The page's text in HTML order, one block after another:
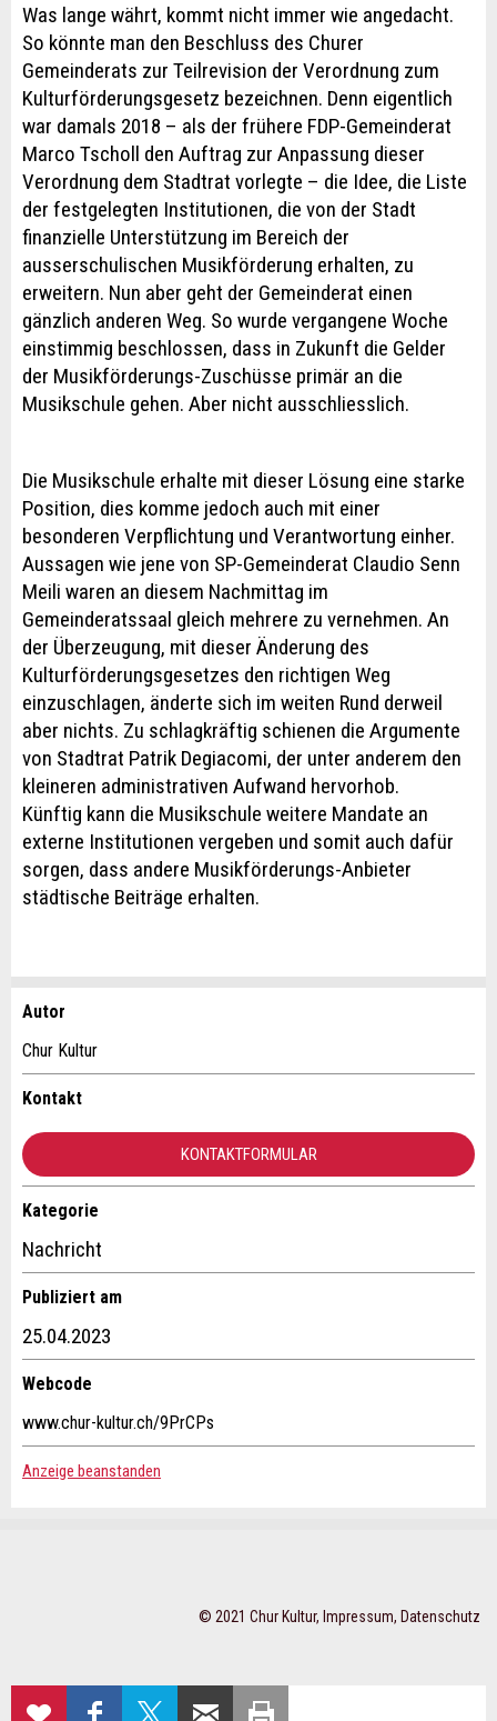
Was lange währt, kommt nicht immer wie angedacht.
So könnte man den Beschluss des Churer
Gemeinderats zur Teilrevision der Verordnung zum
Kulturförderungsgesetz bezeichnen. Denn eigentlich
war damals 2018 – als der frühere FDP-Gemeinderat
Marco Tscholl den Auftrag zur Anpassung dieser
Verordnung dem Stadtrat vorlegte – die Idee, die Liste
der festgelegten Institutionen, die von der Stadt
finanzielle Unterstützung im Bereich der
ausserschulischen Musikförderung erhalten, zu
erweitern. Nun aber geht der Gemeinderat einen
gänzlich anderen Weg. So wurde vergangene Woche
einstimmig beschlossen, dass in Zukunft die Gelder
der Musikförderungs-Zuschüsse primär an die
Musikschule gehen. Aber nicht ausschliesslich.
Die Musikschule erhalte mit dieser Lösung eine starke
Position, dies komme jedoch auch mit einer
besonderen Verpflichtung und Verantwortung einher.
Aussagen wie jene von SP-Gemeinderat Claudio Senn
Meili waren an diesem Nachmittag im
Gemeinderatssaal gleich mehrere zu vernehmen. An
der Überzeugung, mit dieser Änderung des
Kulturförderungsgesetzes den richtigen Weg
einzuschlagen, änderte sich im weiten Rund derweil
aber nichts. Zu schlagkräftig schienen die Argumente
von Stadtrat Patrik Degiacomi, der unter anderem den
kleineren administrativen Aufwand hervorhob.
Künftig kann die Musikschule weitere Mandate an
externe Institutionen vergeben und somit auch dafür
sorgen, dass andere Musikförderungs-Anbieter
städtische Beiträge erhalten.
Anzeige beanstanden
Ihr Feedback wird sehr geschätzt!
Allgemeines Feedback
Anzeige nicht mehr gültig
Anzeige unvollständig
Zur Qualitätssicherung wird eine Kopie der E-Mail an
guidle übermittelt.
Anzeige weiterempfehlen
Empfehlen Sie diese Anzeige an Freunde weiter.
* Eingabe erforderlich
Autor
Chur Kultur
Kontakt
KONTAKTFORMULAR
Kontakt
Verfassen Sie eine Nachricht für die Kontaktpersonen dieser
Kategorie
Nachricht
Publiziert am
25.04.2023
Webcode
www.chur-kultur.ch/9PrCPs
Anzeige beanstanden
ZUR
AUF
PER E-MAIL
© 2021 Chur Kultur, Impressum, Datenschutz